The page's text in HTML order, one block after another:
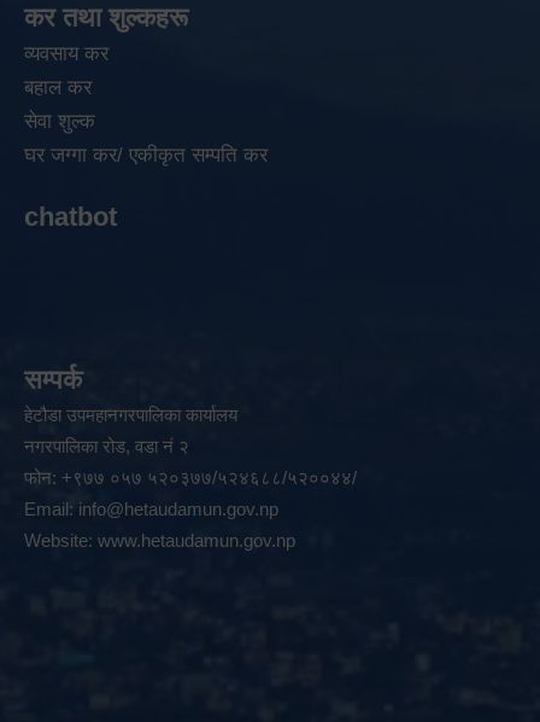
कर तथा शुल्कहरू
व्यवसाय कर
बहाल कर
सेवा शुल्क
घर जग्गा कर/ एकीकृत सम्पति कर
chatbot
सम्पर्क
हेटौडा उपमहानगरपालिका कार्यालय
नगरपालिका रोड, वडा नं २
फोन: +९७७ ०५७ ५२०३७७/५२४६८८/५२००४४/
Email: info@hetaudamun.gov.np
Website: www.hetaudamun.gov.np